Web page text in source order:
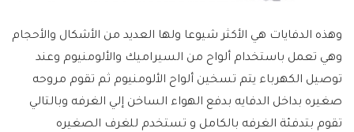
وهذه الدفايات هي الأكثر شيوعا ولها العديد من الأشكال والأحجام
وهي تعمل باستخدام ألواح من السيراميك والألومنيوم وعند
توصيل الكهرباء يتم تسخين ألواح الألومنيوم ثم تقوم مروحه
صغيره بداخل الدفايه بدفع الهواء الساخن إلي الغرفه وبالتالي
تقوم بتدفئة الغرفه بالكامل و تستخدم للغرف الصغيره